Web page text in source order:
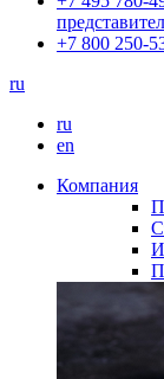
+7 800 250-
ru
ru
en
Компания